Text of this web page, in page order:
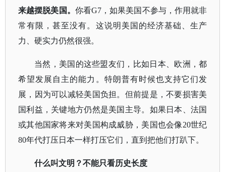
来越摆脱美国。 你看G7，如果美国不参与，作用就非
常有限，甚至没有。这说明美国的经济基础、生产
力、硬实力仍然很强。
当然，美国的这些盟友们，比如日本、欧洲，都
希望发展自主的能力。特朗普有时候也支持它们发
展，因为可以减轻美国负担。但前提是，不要损害美
国利益，关键地方仍然是美国主导。如果日本、法国
或其他国家将来对美国构成威胁，美国也会像20世纪
80年代打压日本一样打压它们，直到把他们打趴下。
什么叫文明？不能只看历史长度